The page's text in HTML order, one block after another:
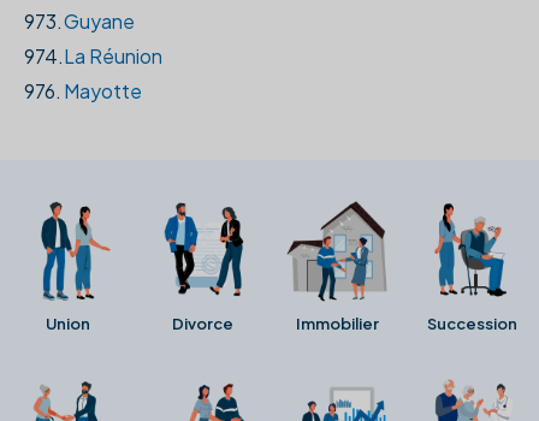
973.Guyane
974.La Réunion
976. Mayotte
Union Divorce Immobilier Succession